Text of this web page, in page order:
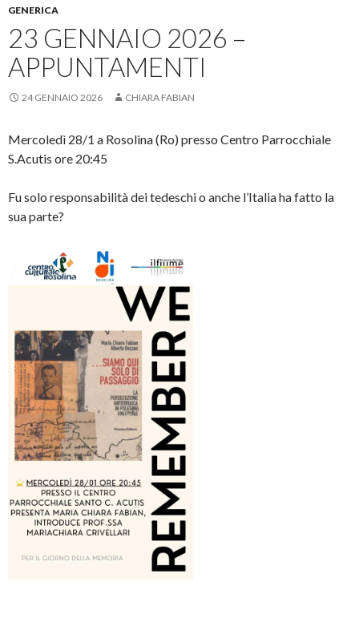
GENERICA
23 GENNAIO 2026 –
APPUNTAMENTI
24 GENNAIO 2026 CHIARA FABIAN
Mercoledì 28/1 a Rosolina (Ro) presso Centro Parrocchiale
S.Acutis ore 20:45
Fu solo responsabilità dei tedeschi o anche l’Italia ha fatto la
sua parte?